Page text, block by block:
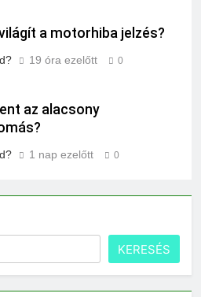
a motorhiba jelzés?
19 óra ezelőtt 0
az alacsony
1 nap ezelőtt 0
KERESÉS